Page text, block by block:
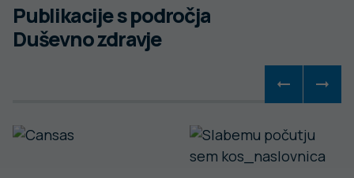
Publikacije s področja
Duševno zdravje